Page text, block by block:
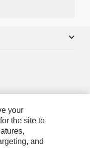
your
the site to
and